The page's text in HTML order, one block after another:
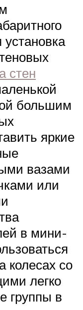
установка
стен
большим
яркие
вазами
или
в мини-
колесах со
легко
группы в